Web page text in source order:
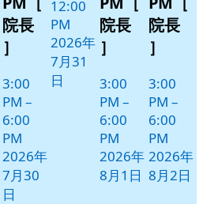
院長
］
3:00
PM –
6:00
PM
2026年
7月30
日
12:00
PM
2026年
7月31
日
院長
］
3:00
PM –
6:00
PM
2026年
8月1日
院長
］
3:00
PM –
6:00
PM
2026年
8月2日